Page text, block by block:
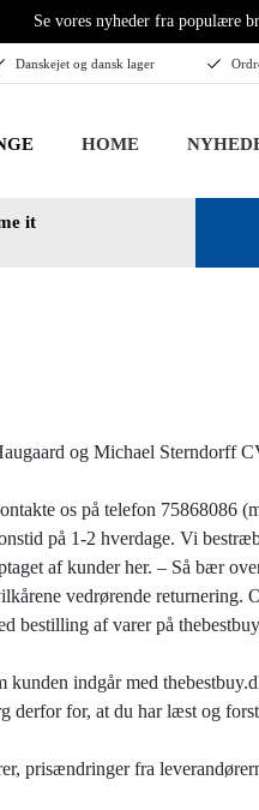
Se vores nyheder fra populære
Danskejet og dansk lager
HOME
it
og Michael Sterndorff
os på telefon 75868086
på 1-2 hverdage. Vi
af kunder her. – Så bær
vedrørende returnering.
bestilling af varer på
indgår med
derfor for, at du har læst og
prisændringer fra